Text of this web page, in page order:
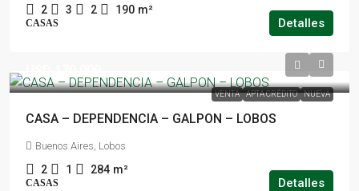
2 3 2 190 m²
CASAS Detalles
VENTA APTA CRÉDITO NUEVA
CASA – DEPENDENCIA – GALPON – LOBOS
Buenos Aires, Lobos
2 1 284 m²
CASAS Detalles